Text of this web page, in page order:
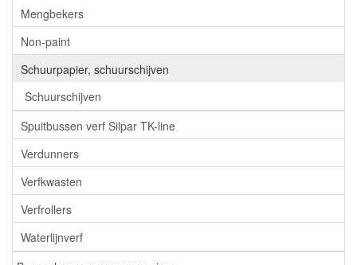
Mengbekers
Non-paint
Schuurpapier, schuurschijven
Schuurschijven
Spuitbussen verf Silpar TK-line
Verdunners
Verfkwasten
Verfrollers
Waterlijnverf